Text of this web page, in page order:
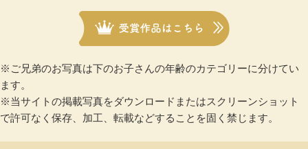
※ご兄弟のお写真は下のお子さんの年齢のカテゴリーに分けてい
ます。
※当サイトの掲載写真をダウンロードまたはスクリーンショット
で許可なく保存、加工、転載などすることを固く禁じます。